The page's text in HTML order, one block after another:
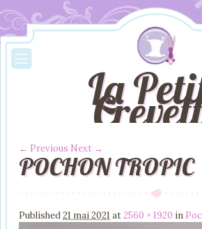
La
Image navigation
← Previous Next →
POCHON TROPIC
Published21 mai 2021 at2560 × 1920 in